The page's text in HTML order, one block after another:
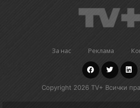
За нас Реклама
Copyright 2026 TV+ Всички